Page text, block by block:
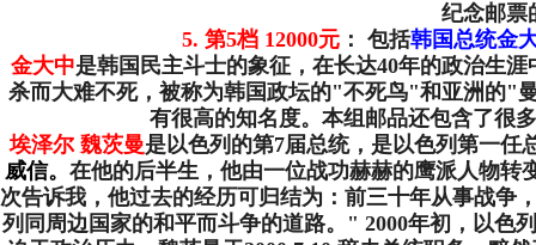
纪念邮票
5. 第5档 12000元 ： 包括韩国总统金
金大中是韩国民主斗士的象征，在长达40年的政治生
杀而大难不死，被称为韩国政坛的"不死鸟"和亚洲的"
有很高的知名度。 本组邮品还包含了很
埃泽尔 魏茨曼是以色列的第7届总统，是以色列第一任
威信。 在他的后半生，他由一位战功赫赫的鹰派人物
次告诉我，他过去的经历可归结为：前三十年从事战争
列同周边国家的和平而斗争的道路。" 2000年初，以色